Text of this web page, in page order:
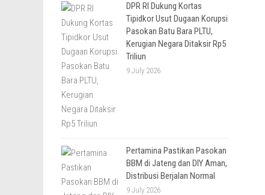
DPR RI Dukung Kortas
Tipidkor Usut Dugaan Korupsi
Pasokan Batu Bara PLTU,
Kerugian Negara Ditaksir Rp5
Triliun
9 July 2026
Pertamina Pastikan Pasokan
BBM di Jateng dan DIY Aman,
Distribusi Berjalan Normal
9 July 2026